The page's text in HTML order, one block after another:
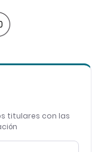
titulares con las